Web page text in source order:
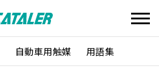
自動車用触媒 用語集